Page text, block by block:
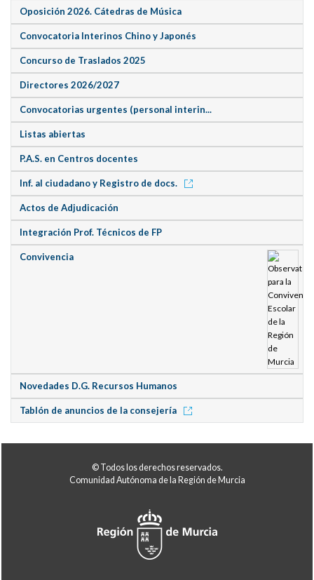
Oposición 2026. Cátedras de Música
Convocatoria Interinos Chino y Japonés
Concurso de Traslados 2025
Directores 2026/2027
Convocatorias urgentes (personal interin...
Listas abiertas
P.A.S. en Centros docentes
Inf. al ciudadano y Registro de docs.
Actos de Adjudicación
Integración Prof. Técnicos de FP
Convivencia
Novedades D.G. Recursos Humanos
Tablón de anuncios de la consejería
© Todos los derechos reservados.
Comunidad Autónoma de la Región de Murcia